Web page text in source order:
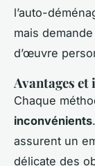
l’auto-
mais
d’œuvre
Avantages
Chaque
inconvénients
assurent un
délicate des